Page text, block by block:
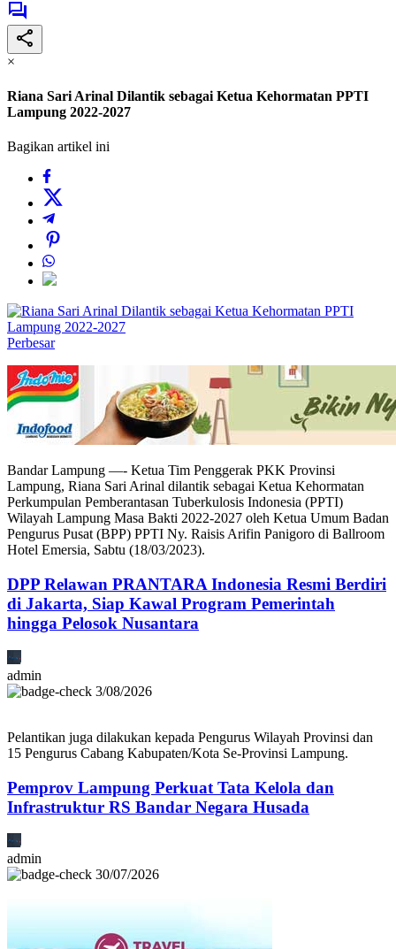
×
Riana Sari Arinal Dilantik sebagai Ketua Kehormatan PPTI
Lampung 2022-2027
Bagikan artikel ini
Perbesar
Bandar Lampung —- Ketua Tim Penggerak PKK Provinsi
Lampung, Riana Sari Arinal dilantik sebagai Ketua Kehormatan
Perkumpulan Pemberantasan Tuberkulosis Indonesia (PPTI)
Wilayah Lampung Masa Bakti 2022-2027 oleh Ketua Umum Badan
Pengurus Pusat (BPP) PPTI Ny. Raisis Arifin Panigoro di Ballroom
Hotel Emersia, Sabtu (18/03/2023).
DPP Relawan PRANTARA Indonesia Resmi Berdiri
di Jakarta, Siap Kawal Program Pemerintah
hingga Pelosok Nusantara
admin
3/08/2026
Pelantikan juga dilakukan kepada Pengurus Wilayah Provinsi dan
15 Pengurus Cabang Kabupaten/Kota Se-Provinsi Lampung.
Pemprov Lampung Perkuat Tata Kelola dan
Infrastruktur RS Bandar Negara Husada
admin
30/07/2026